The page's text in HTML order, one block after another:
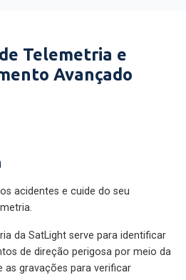
Telemetria e
Avançado
acidentes e cuide do seu
da SatLight serve para identificar
de direção perigosa por meio da
as gravações para verificar